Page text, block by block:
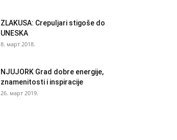
ZLAKUSA: Crepuljari stigoše do
UNESKA
8. март 2018.
NJUJORK Grad dobre energije,
znamenitosti i inspiracije
26. март 2019.